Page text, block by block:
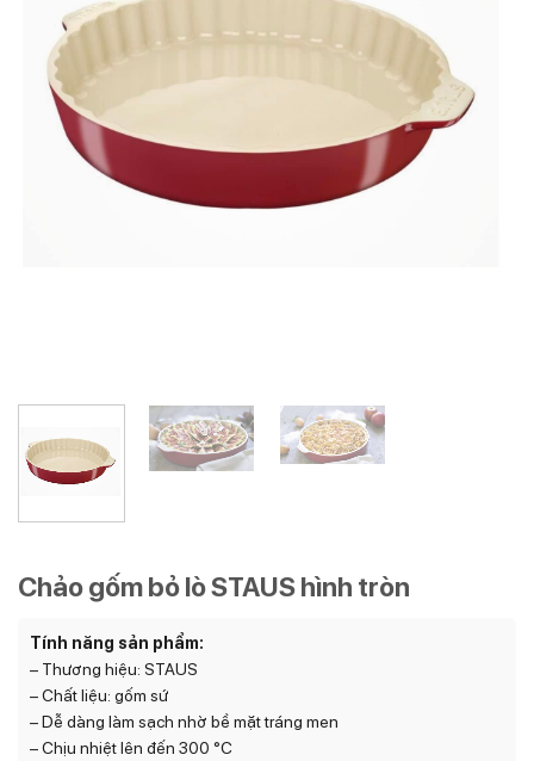
Chảo gốm bỏ lò STAUS hình tròn
Tính năng sản phẩm:
– Thương hiệu: STAUS
– Chất liệu: gốm sứ
– Dễ dàng làm sạch nhờ bề mặt tráng men
– Chịu nhiệt lên đến 300 °C